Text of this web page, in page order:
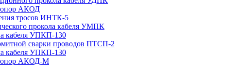
опор АКОД
тросов ИНТК-5
прокола кабеля УМПК
кабеля УПКП-130
сварки проводов ПТСП-2
кабеля УПКП-130
опор АКОД-М